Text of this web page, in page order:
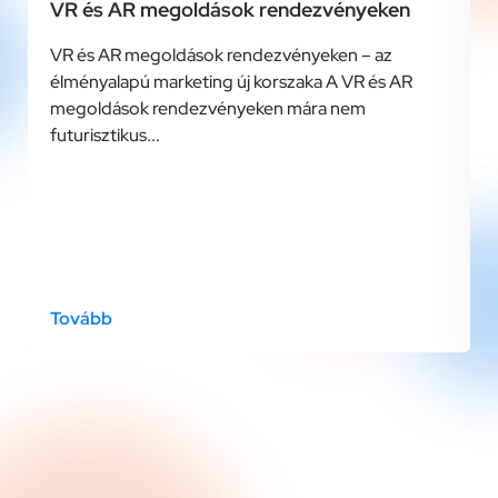
VR és AR megoldások rendezvényeken
VR és AR megoldások rendezvényeken – az
élményalapú marketing új korszaka A VR és AR
megoldások rendezvényeken mára nem
futurisztikus...
Tovább